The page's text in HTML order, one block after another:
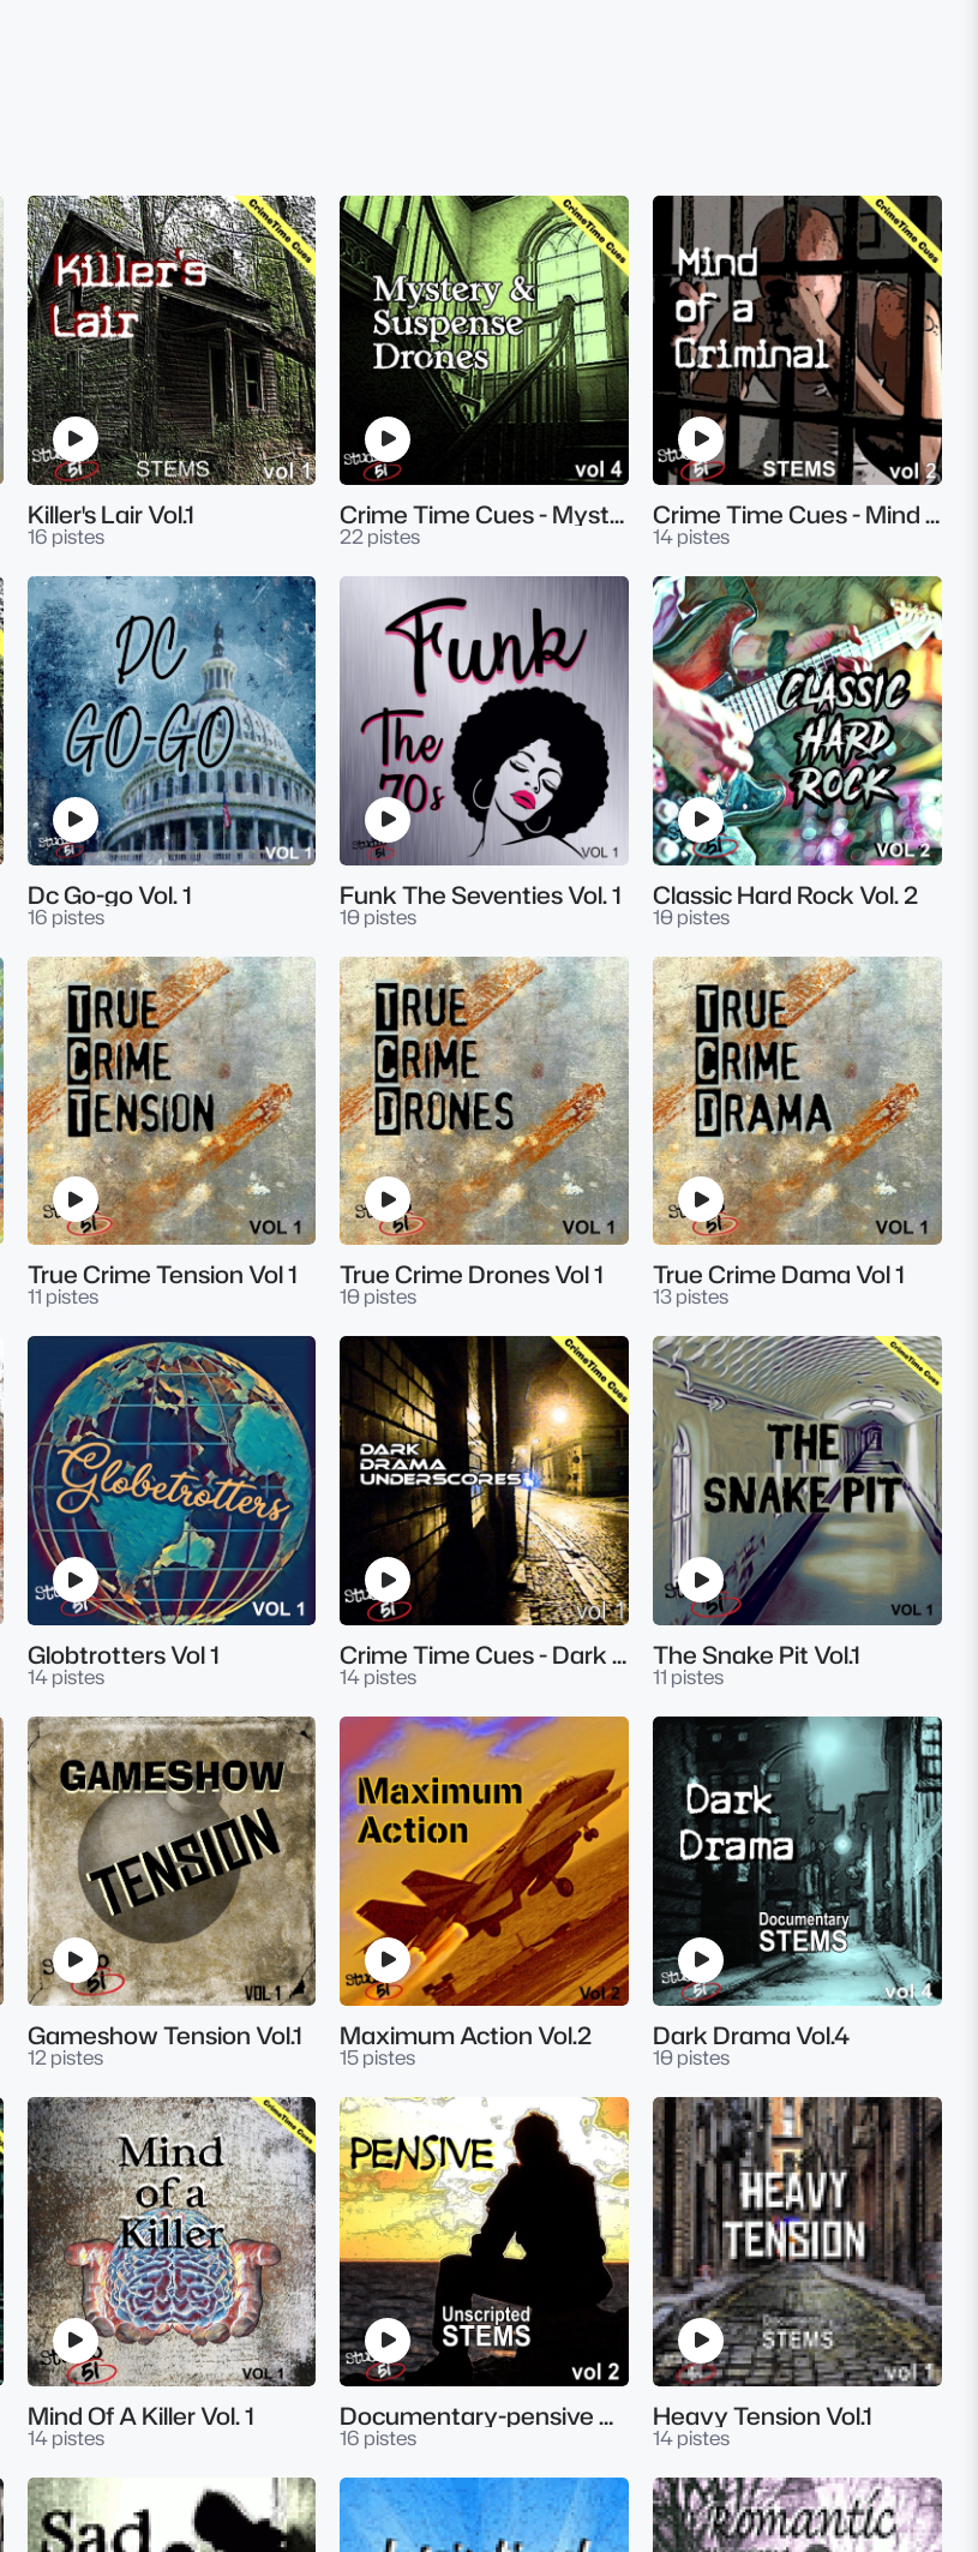
Killer's Lair Vol.1
16 pistes
Crime Time Cues - Mystery & Suspense Drones Vol.4
22 pistes
Crime Time Cues - Mind Of A Criminal Vol.2
14 pistes
Dc Go-go Vol. 1
16 pistes
Funk The Seventies Vol. 1
10 pistes
Classic Hard Rock Vol. 2
10 pistes
True Crime Tension Vol 1
11 pistes
True Crime Drones Vol 1
10 pistes
True Crime Dama Vol 1
13 pistes
Globtrotters Vol 1
14 pistes
Crime Time Cues - Dark Drama Underscores Vol.1
14 pistes
The Snake Pit Vol.1
11 pistes
Gameshow Tension Vol.1
12 pistes
Maximum Action Vol.2
15 pistes
Dark Drama Vol.4
10 pistes
Mind Of A Killer Vol. 1
14 pistes
Documentary-pensive Vol. 2
16 pistes
Heavy Tension Vol.1
14 pistes